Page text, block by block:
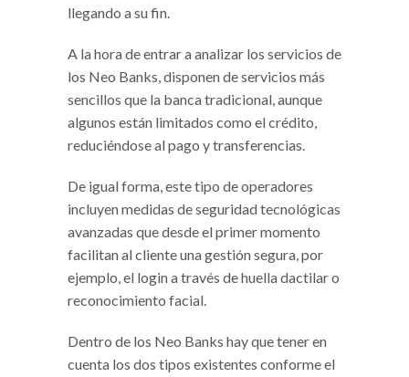
llegando a su fin.
A la hora de entrar a analizar los servicios de
los Neo Banks, disponen de servicios más
sencillos que la banca tradicional, aunque
algunos están limitados como el crédito,
reduciéndose al pago y transferencias.
De igual forma, este tipo de operadores
incluyen medidas de seguridad tecnológicas
avanzadas que desde el primer momento
facilitan al cliente una gestión segura, por
ejemplo, el login a través de huella dactilar o
reconocimiento facial.
Dentro de los Neo Banks hay que tener en
cuenta los dos tipos existentes conforme el